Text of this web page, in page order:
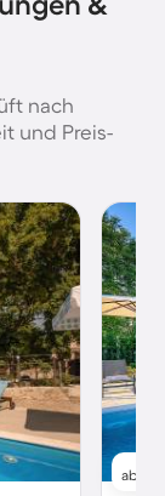
nach
und Preis-
ab